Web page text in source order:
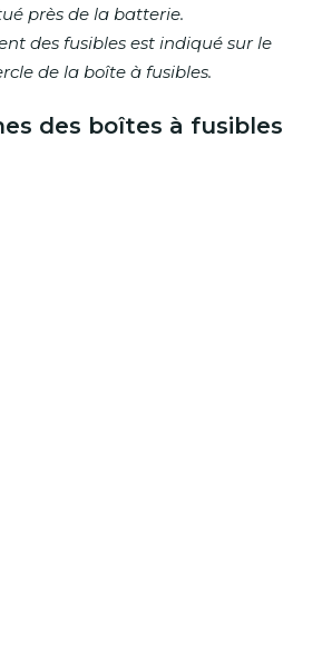
près de la batterie.
des fusibles est indiqué sur le
de la boîte à fusibles.
des boîtes à fusibles